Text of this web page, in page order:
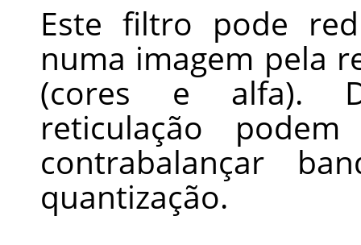
Este filtro pode
numa imagem pela
(cores e alfa).
reticulação
contrabalançar
quantização.